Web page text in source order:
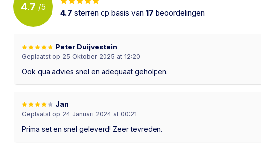
4.7 /5
4.7 sterren op basis van 17 beoordelingen
Peter Duijvestein
Geplaatst op 25 Oktober 2025 at 12:20
Ook qua advies snel en adequaat geholpen.
Jan
Geplaatst op 24 Januari 2024 at 00:21
Prima set en snel geleverd! Zeer tevreden.